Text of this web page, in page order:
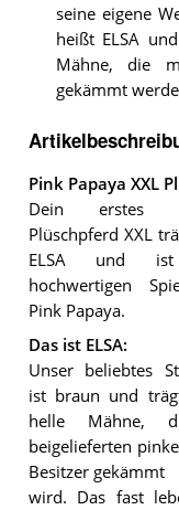
seine eigene
heißt ELSA
Mähne, die
gekämmt
Pink Papaya XXL
Dein erstes
Plüschpferd XXL
ELSA und
hochwertigen
Pink Papaya.
Das ist ELSA:
Unser beliebtes
ist braun und
helle Mähne,
beigelieferten
Besitzer gekämmt
wird. Das fast